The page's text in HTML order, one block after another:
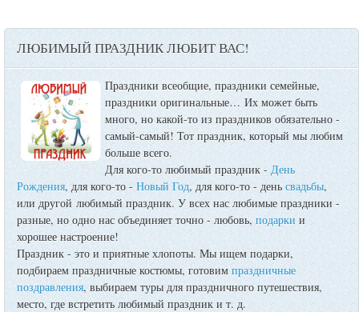
ЛЮБИМЫЙ ПРАЗДНИК ЛЮБИТ ВАС!
Праздники всеобщие, праздники семейные,
праздники оригинальные… Их может быть
много, но какой-то из праздников обязательно -
самый-самый! Тот праздник, который мы любим
больше всего.
Для кого-то любимый праздник - День
Рождения, для кого-то -Новый Год, для кого-то - деньсвадьбы,
или другой любимый праздник. У всех нас любимые праздники -
разные, но одно нас объединяет точно - любовь,подаркии
хорошее настроение!
Праздник - это и приятные хлопоты. Мы ищем подарки,
подбираем праздничные костюмы, готовимпраздничные
поздравления, выбираем туры для праздничного путешествия,
место, где встретить любимый праздник и т. д.